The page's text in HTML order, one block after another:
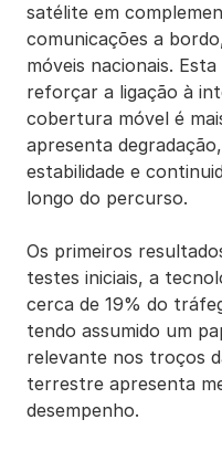
satélite em
comunicações a
móveis nacionais.
reforçar a ligação à
cobertura móvel é
apresenta
estabilidade e
longo do percurso.
Os primeiros
testes iniciais, a
cerca de 19% do
tendo assumido um
relevante nos troços
terrestre apresenta
desempenho.